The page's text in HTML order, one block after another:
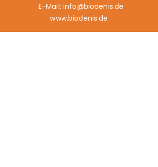
E-Mail: info@biodenis.de
www.biodenis.de